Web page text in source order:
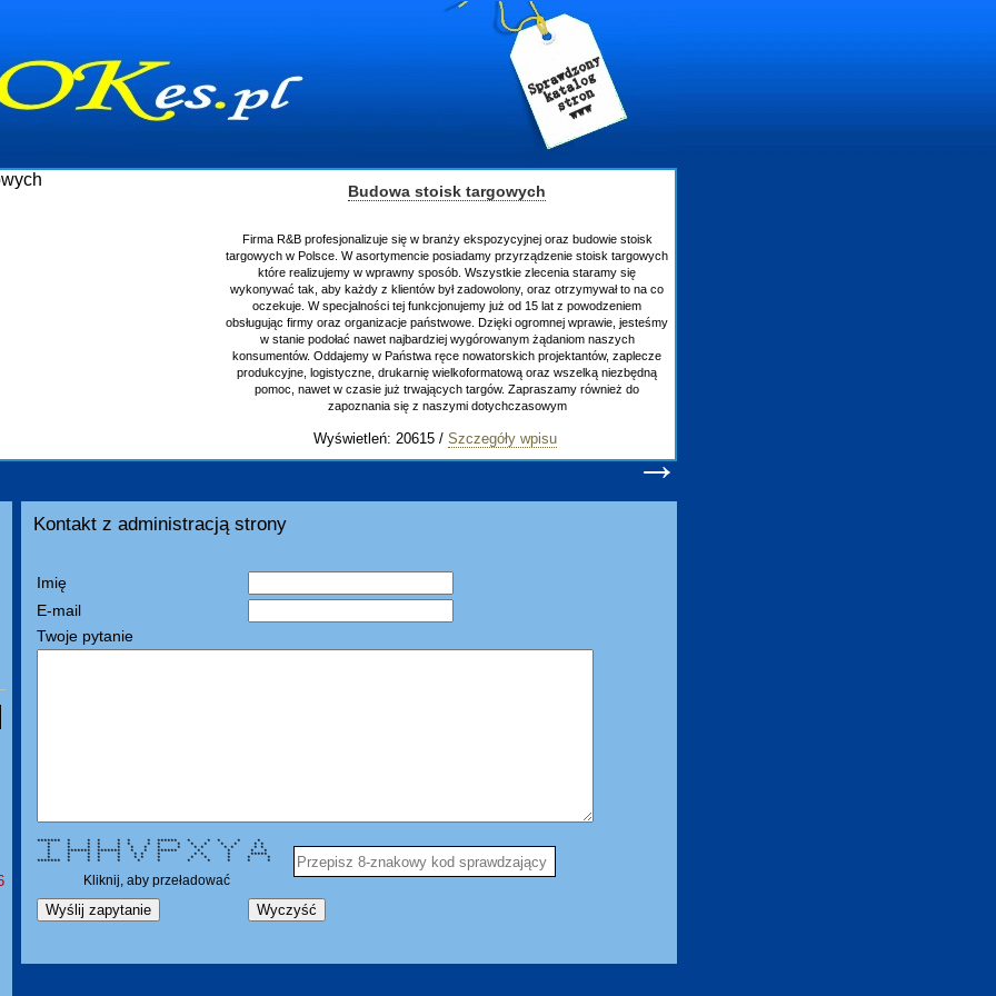
Budowa stoisk targowych
Firma R&B profesjonalizuje się w branży ekspozycyjnej oraz budowie stoisk
targowych w Polsce. W asortymencie posiadamy przyrządzenie stoisk targowych
które realizujemy w wprawny sposób. Wszystkie zlecenia staramy się
wykonywać tak, aby każdy z klientów był zadowolony, oraz otrzymywał to na co
oczekuje. W specjalności tej funkcjonujemy już od 15 lat z powodzeniem
obsługując firmy oraz organizacje państwowe. Dzięki ogromnej wprawie, jesteśmy
w stanie podołać nawet najbardziej wygórowanym żądaniom naszych
konsumentów. Oddajemy w Państwa ręce nowatorskich projektantów, zaplecze
produkcyjne, logistyczne, drukarnię wielkoformatową oraz wszelką niezbędną
pomoc, nawet w czasie już trwających targów. Zapraszamy również do
zapoznania się z naszymi dotychczasowym
Wyświetleń: 20615 / Szczegóły wpisu
→
Kontakt z administracją strony
Imię
E-mail
Twoje pytanie
******* * * * * * * ****** * * * * *
* * * * * * * * * * * * * * *
* * * * * * * * * * * * * * *
* ******* ******* * * ****** * * * *
* * * * * * * * * * * *****
* * * * * * * * * * * * *
******* * * * * * * * * * * *
Kliknij, aby przeładować